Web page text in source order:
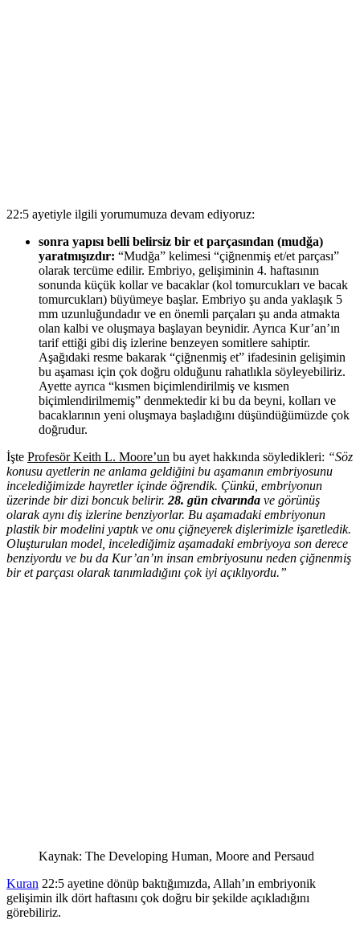
22:5 ayetiyle ilgili yorumumuza devam ediyoruz:
sonra yapısı belli belirsiz bir et parçasından (mudğa)
yaratmışızdır: “Mudğa” kelimesi “çiğnenmiş et/et parçası”
olarak tercüme edilir. Embriyo, gelişiminin 4. haftasının
sonunda küçük kollar ve bacaklar (kol tomurcukları ve bacak
tomurcukları) büyümeye başlar. Embriyo şu anda yaklaşık 5
mm uzunluğundadır ve en önemli parçaları şu anda atmakta
olan kalbi ve oluşmaya başlayan beynidir. Ayrıca Kur’an’ın
tarif ettiği gibi diş izlerine benzeyen somitlere sahiptir.
Aşağıdaki resme bakarak “çiğnenmiş et” ifadesinin gelişimin
bu aşaması için çok doğru olduğunu rahatlıkla söyleyebiliriz.
Ayette ayrıca “kısmen biçimlendirilmiş ve kısmen
biçimlendirilmemiş” denmektedir ki bu da beyni, kolları ve
bacaklarının yeni oluşmaya başladığını düşündüğümüzde çok
doğrudur.
İşte Profesör Keith L. Moore’un bu ayet hakkında söyledikleri: “Söz
konusu ayetlerin ne anlama geldiğini bu aşamanın embriyosunu
incelediğimizde hayretler içinde öğrendik. Çünkü, embriyonun
üzerinde bir dizi boncuk belirir.28. gün civarında ve görünüş
olarak aynı diş izlerine benziyorlar. Bu aşamadaki embriyonun
plastik bir modelini yaptık ve onu çiğneyerek dişlerimizle işaretledik.
Oluşturulan model, incelediğimiz aşamadaki embriyoya son derece
benziyordu ve bu da Kur’an’ın insan embriyosunu neden çiğnenmiş
bir et parçası olarak tanımladığını çok iyi açıklıyordu.”
Kaynak: The Developing Human, Moore and Persaud
Kuran 22:5 ayetine dönüp baktığımızda, Allah’ın embriyonik
gelişimin ilk dört haftasını çok doğru bir şekilde açıkladığını
görebiliriz.